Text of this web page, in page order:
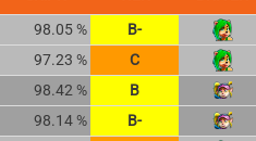
98.05 % B-
97.23 % C
98.42 % B
98.14 % B-